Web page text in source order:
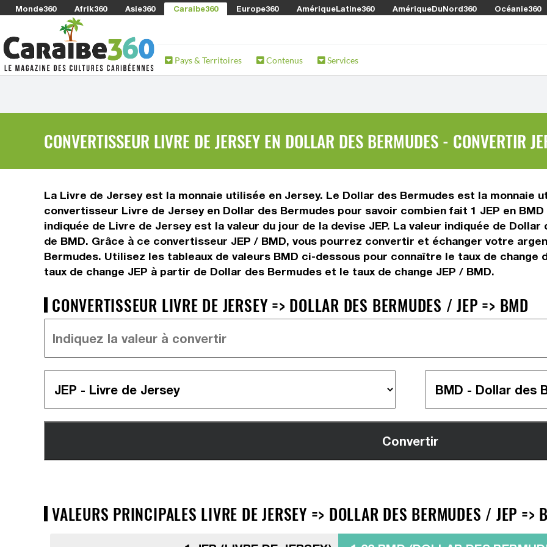
Monde360 Afrik360 Asie360 Caraibe360 Europe360 AmériqueLatine360 AmériqueDuNord360 Océanie360
Pays & Territoires Contenus Services
CONVERTISSEUR LIVRE DE JERSEY EN DOLLAR DES BERMUDES - CONVERTIR
La Livre de Jersey est la monnaie utilisée en Jersey. Le Dollar des Bermudes est la monnaie
convertisseur Livre de Jersey en Dollar des Bermudes pour savoir combien fait 1 JEP en
indiquée de Livre de Jersey est la valeur du jour de la devise JEP. La valeur indiquée de
de BMD. Grâce à ce convertisseur JEP / BMD, vous pourrez convertir et échanger votre
Bermudes. Utilisez les tableaux de valeurs BMD ci-dessous pour connaître le taux de change
taux de change JEP à partir de Dollar des Bermudes et le taux de change JEP / BMD.
CONVERTISSEUR LIVRE DE JERSEY => DOLLAR DES BERMUDES / JEP => BMD
VALEURS PRINCIPALES LIVRE DE JERSEY => DOLLAR DES BERMUDES / JEP =>